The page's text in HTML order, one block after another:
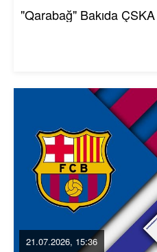
"Qarabağ" Bakıda
21.07.2026, 15:36